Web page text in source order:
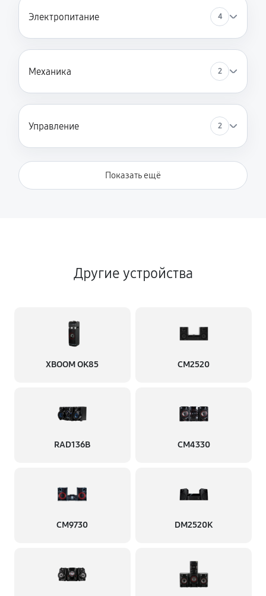
Электропитание 4
Механика 2
Управление 2
Показать ещё
Другие устройства
XBOOM OK85 CM2520
RAD136B CM4330
CM9730 DM2520K